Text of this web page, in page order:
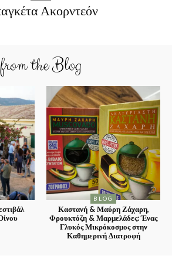
Ακορντεόν
from the Blog
BLOG
Καστανή & Μαύρη Ζάχαρη,
Φρουκτόζη & Μαρμελάδες: Ένας
Γλυκός Μικρόκοσμος στην
Καθημερινή Διατροφή